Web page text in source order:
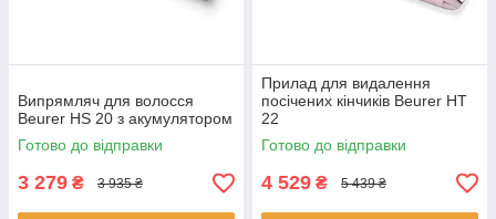
Випрямляч для волосся
Beurer HS 20 з акумулятором
Готово до відправки
3 279 ₴ 3 935 ₴
Прилад для видалення
посічених кінчиків Beurer HT
22
Готово до відправки
4 529 ₴ 5 439 ₴